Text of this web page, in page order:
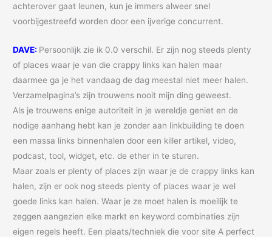
achterover gaat leunen, kun je immers alweer snel
voorbijgestreefd worden door een ijverige concurrent.
DAVE: Persoonlijk zie ik 0.0 verschil. Er zijn nog steeds plenty
of places waar je van die crappy links kan halen maar
daarmee ga je het vandaag de dag meestal niet meer halen.
Verzamelpagina’s zijn trouwens nooit mijn ding geweest.
Als je trouwens enige autoriteit in je wereldje geniet en de
nodige aanhang hebt kan je zonder aan linkbuilding te doen
een massa links binnenhalen door een killer artikel, video,
podcast, tool, widget, etc. de ether in te sturen.
Maar zoals er plenty of places zijn waar je de crappy links kan
halen, zijn er ook nog steeds plenty of places waar je wel
goede links kan halen. Waar je ze moet halen is moeilijk te
zeggen aangezien elke markt en keyword combinaties zijn
eigen regels heeft. Een plaats/techniek die voor site A perfect